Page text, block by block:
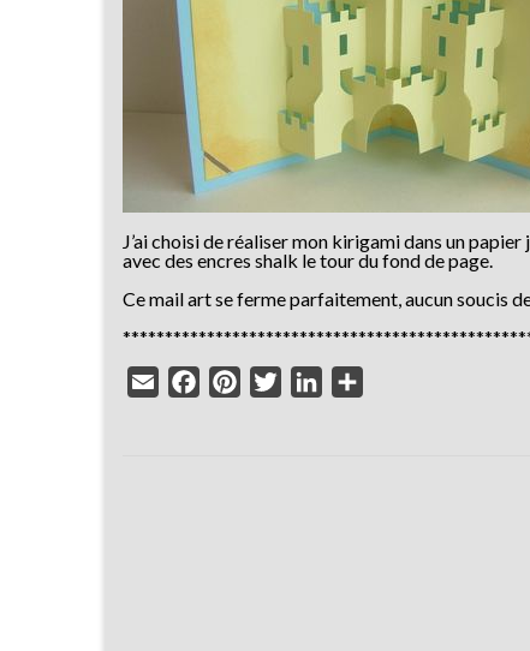
J’ai choisi de réaliser mon kirigami dans un
avec des encres shalk le tour du fond de page.
Ce mail art se ferme parfaitement, aucun soucis
Email
FacebookPinterestTwitterLinkedIn